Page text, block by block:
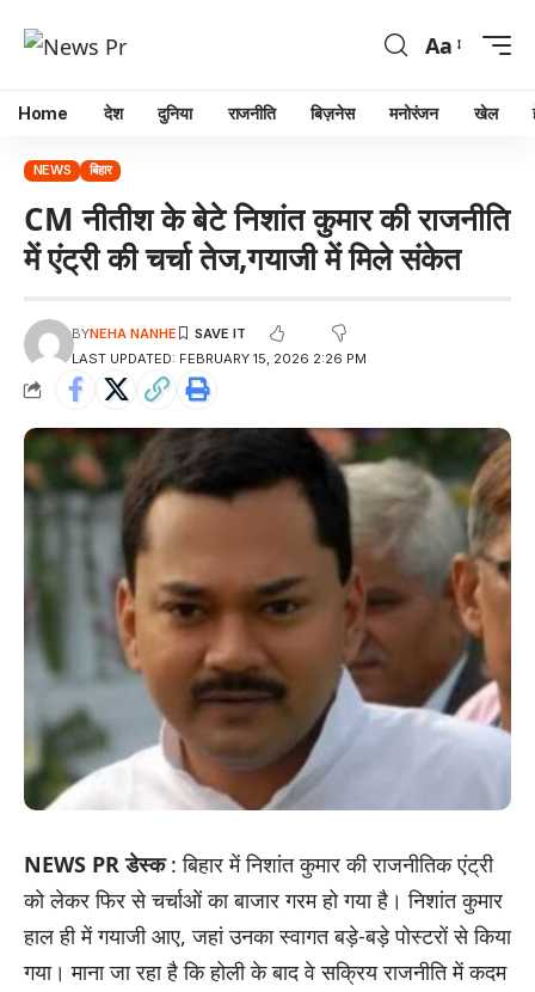
Aa
Home देश दुनिया राजनीति बिज़नेस मनोरंजन खेल
NEWS बिहार
CM नीतीश के बेटे निशांत कुमार की राजनीति
में एंट्री की चर्चा तेज,गयाजी में मिले संकेत
LAST UPDATED: FEBRUARY 15, 2026 2:26 PM
BYNEHA NANHE
NEWS PR डेस्क: बिहार में निशांत कुमार की राजनीतिक एंट्री
को लेकर फिर से चर्चाओं का बाजार गरम हो गया है। निशांत कुमार
हाल ही में गयाजी आए, जहां उनका स्वागत बड़े-बड़े पोस्टरों से किया
गया। माना जा रहा है कि होली के बाद वे सक्रिय राजनीति में कदम